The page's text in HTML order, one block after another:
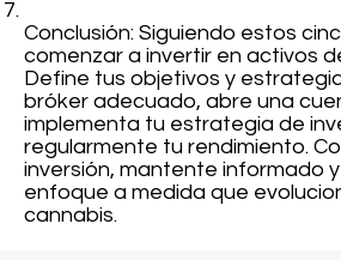
Conclusión: Siguiendo estos
comenzar a invertir en activos
Define tus objetivos y
bróker adecuado, abre una
implementa tu estrategia de
regularmente tu rendimiento.
inversión, mantente informado
enfoque a medida que
cannabis.